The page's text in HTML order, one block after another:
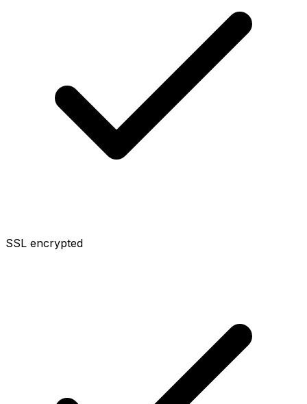
SSL encrypted